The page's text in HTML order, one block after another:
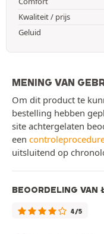
Kwaliteit / prijs
Geluid
MENING VAN
Om dit product te
bestelling hebben
site achtergelaten
een
uitsluitend op
BEOORDELING VAN
4/5